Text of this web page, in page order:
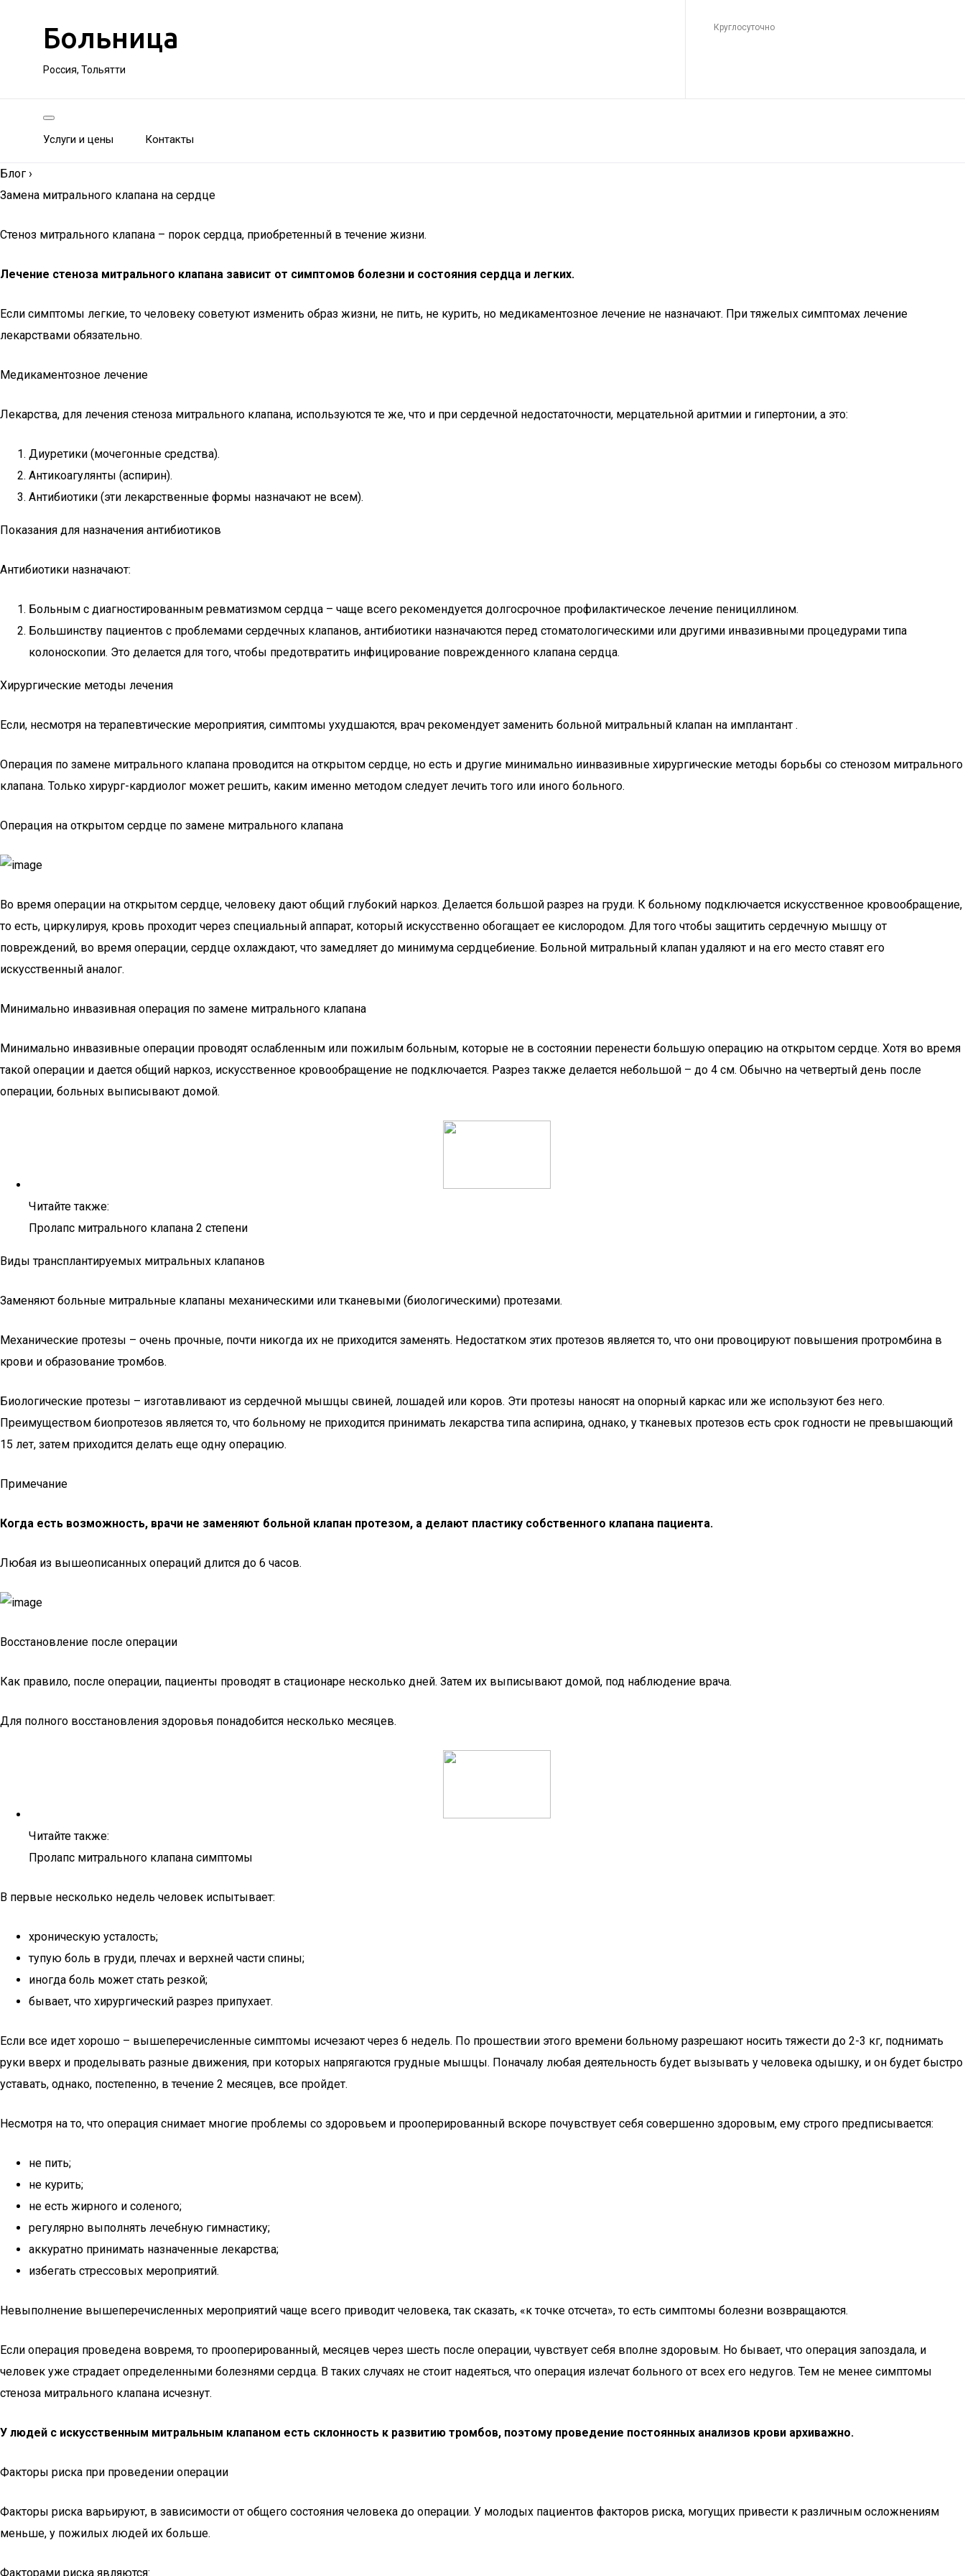
Больница
Россия, Тольятти
Круглосуточно
Услуги и цены Контакты
Блог ›
Замена митрального клапана на сердце
Стеноз митрального клапана – порок сердца, приобретенный в течение жизни.
Лечение стеноза митрального клапана зависит от симптомов болезни и состояния сердца и легких.
Если симптомы легкие, то человеку советуют изменить образ жизни, не пить, не курить, но медикаментозное лечение не назначают. При тяжелых симптомах лечение
лекарствами обязательно.
Медикаментозное лечение
Лекарства, для лечения стеноза митрального клапана, используются те же, что и при сердечной недостаточности, мерцательной аритмии и гипертонии, а это:
Диуретики (мочегонные средства).
Антикоагулянты (аспирин).
Антибиотики (эти лекарственные формы назначают не всем).
Показания для назначения антибиотиков
Антибиотики назначают:
Больным с диагностированным ревматизмом сердца – чаще всего рекомендуется долгосрочное профилактическое лечение пенициллином.
Большинству пациентов с проблемами сердечных клапанов, антибиотики назначаются перед стоматологическими или другими инвазивными процедурами типа
колоноскопии. Это делается для того, чтобы предотвратить инфицирование поврежденного клапана сердца.
Хирургические методы лечения
Если, несмотря на терапевтические мероприятия, симптомы ухудшаются, врач рекомендует заменить больной митральный клапан на имплантант .
Операция по замене митрального клапана проводится на открытом сердце, но есть и другие минимально иинвазивные хирургические методы борьбы со стенозом митрального
клапана. Только хирург-кардиолог может решить, каким именно методом следует лечить того или иного больного.
Операция на открытом сердце по замене митрального клапана
Во время операции на открытом сердце, человеку дают общий глубокий наркоз. Делается большой разрез на груди. К больному подключается искусственное кровообращение,
то есть, циркулируя, кровь проходит через специальный аппарат, который искусственно обогащает ее кислородом. Для того чтобы защитить сердечную мышцу от
повреждений, во время операции, сердце охлаждают, что замедляет до минимума сердцебиение. Больной митральный клапан удаляют и на его место ставят его
искусственный аналог.
Минимально инвазивная операция по замене митрального клапана
Минимально инвазивные операции проводят ослабленным или пожилым больным, которые не в состоянии перенести большую операцию на открытом сердце. Хотя во время
такой операции и дается общий наркоз, искусственное кровообращение не подключается. Разрез также делается небольшой – до 4 см. Обычно на четвертый день после
операции, больных выписывают домой.
Читайте также:
Пролапс митрального клапана 2 степени
Виды трансплантируемых митральных клапанов
Заменяют больные митральные клапаны механическими или тканевыми (биологическими) протезами.
Механические протезы – очень прочные, почти никогда их не приходится заменять. Недостатком этих протезов является то, что они провоцируют повышения протромбина в
крови и образование тромбов.
Биологические протезы – изготавливают из сердечной мышцы свиней, лошадей или коров. Эти протезы наносят на опорный каркас или же используют без него.
Преимуществом биопротезов является то, что больному не приходится принимать лекарства типа аспирина, однако, у тканевых протезов есть срок годности не превышающий
15 лет, затем приходится делать еще одну операцию.
Примечание
Когда есть возможность, врачи не заменяют больной клапан протезом, а делают пластику собственного клапана пациента.
Любая из вышеописанных операций длится до 6 часов.
Восстановление после операции
Как правило, после операции, пациенты проводят в стационаре несколько дней. Затем их выписывают домой, под наблюдение врача.
Для полного восстановления здоровья понадобится несколько месяцев.
Читайте также:
Пролапс митрального клапана симптомы
В первые несколько недель человек испытывает:
хроническую усталость;
тупую боль в груди, плечах и верхней части спины;
иногда боль может стать резкой;
бывает, что хирургический разрез припухает.
Если все идет хорошо – вышеперечисленные симптомы исчезают через 6 недель. По прошествии этого времени больному разрешают носить тяжести до 2-3 кг, поднимать
руки вверх и проделывать разные движения, при которых напрягаются грудные мышцы. Поначалу любая деятельность будет вызывать у человека одышку, и он будет быстро
уставать, однако, постепенно, в течение 2 месяцев, все пройдет.
Несмотря на то, что операция снимает многие проблемы со здоровьем и прооперированный вскоре почувствует себя совершенно здоровым, ему строго предписывается:
не пить;
не курить;
не есть жирного и соленого;
регулярно выполнять лечебную гимнастику;
аккуратно принимать назначенные лекарства;
избегать стрессовых мероприятий.
Невыполнение вышеперечисленных мероприятий чаще всего приводит человека, так сказать, «к точке отсчета», то есть симптомы болезни возвращаются.
Если операция проведена вовремя, то прооперированный, месяцев через шесть после операции, чувствует себя вполне здоровым. Но бывает, что операция запоздала, и
человек уже страдает определенными болезнями сердца. В таких случаях не стоит надеяться, что операция излечат больного от всех его недугов. Тем не менее симптомы
стеноза митрального клапана исчезнут.
У людей с искусственным митральным клапаном есть склонность к развитию тромбов, поэтому проведение постоянных анализов крови архиважно.
Факторы риска при проведении операции
Факторы риска варьируют, в зависимости от общего состояния человека до операции. У молодых пациентов факторов риска, могущих привести к различным осложнениям
меньше, у пожилых людей их больше.
Факторами риска являются: